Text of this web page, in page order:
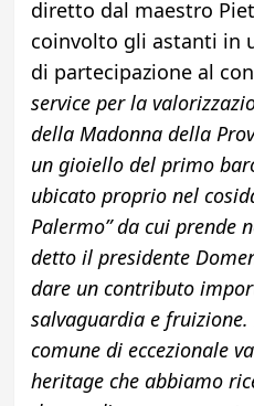
diretto dal maestro
coinvolto gli astanti in
di partecipazione al
service per la
della Madonna della
un gioiello del primo
ubicato proprio nel
Palermo” da cui prende
detto il presidente
dare un contributo
salvaguardia e fruizione.
comune di eccezionale
heritage che abbiamo